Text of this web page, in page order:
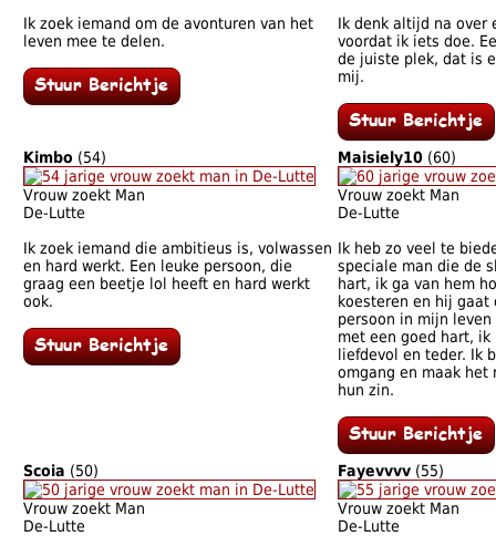
Ik zoek iemand om de avonturen van het
leven mee te delen.
Ik denk altijd na over
voordat ik iets doe.
de juiste plek, dat is
mij.
Kimbo (54)
Vrouw zoekt Man
De-Lutte
Ik zoek iemand die ambitieus is, volwassen
en hard werkt. Een leuke persoon, die
graag een beetje lol heeft en hard werkt
ook.
Maisiely10 (60)
Vrouw zoekt Man
De-Lutte
Ik heb zo veel te
speciale man die de
hart, ik ga van hem
koesteren en hij gaat
persoon in mijn
met een goed hart, ik
liefdevol en teder. Ik
omgang en maak het
hun zin.
Scoia (50)
Vrouw zoekt Man
De-Lutte
Fayevvvv (55)
Vrouw zoekt Man
De-Lutte